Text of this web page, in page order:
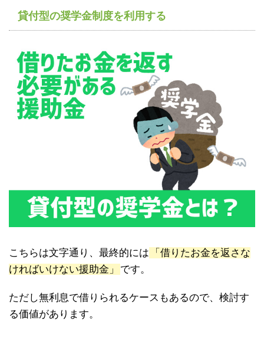
貸付型の奨学金制度を利用する
こちらは文字通り、最終的には
「借りたお金を返さな
ければいけない援助金」
です。
ただし無利息で借りられるケースもあるので、検討す
る価値があります。